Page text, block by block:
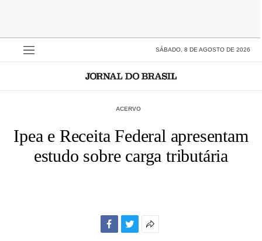
SÁBADO, 8 DE AGOSTO DE 2026
ACERVO
Ipea e Receita Federal apresentam
estudo sobre carga tributária